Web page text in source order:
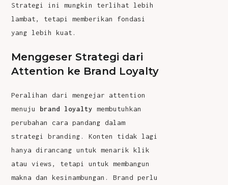
Strategi ini mungkin terlihat lebih
lambat, tetapi memberikan fondasi
yang lebih kuat.
Menggeser Strategi dari
Attention ke Brand Loyalty
Peralihan dari mengejar attention
menuju brand loyalty membutuhkan
perubahan cara pandang dalam
strategi branding. Konten tidak lagi
hanya dirancang untuk menarik klik
atau views, tetapi untuk membangun
makna dan kesinambungan. Brand perlu